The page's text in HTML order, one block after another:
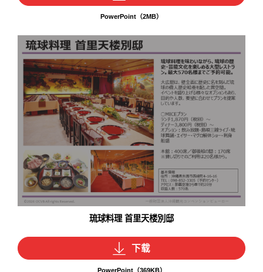
PowerPoint（2MB）
琉球料理 首里天楼別邸
下载
PowerPoint（369KB）